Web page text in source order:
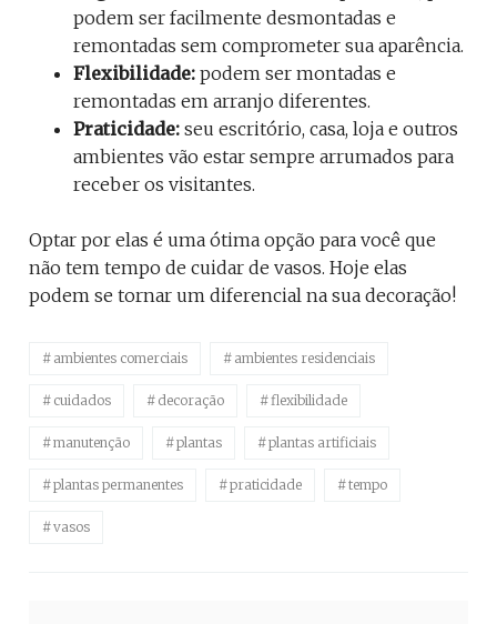
podem ser facilmente desmontadas e
remontadas sem comprometer sua aparência.
Flexibilidade: podem ser montadas e
remontadas em arranjo diferentes.
Praticidade: seu escritório, casa, loja e outros
ambientes vão estar sempre arrumados para
receber os visitantes.
Optar por elas é uma ótima opção para você que
não tem tempo de cuidar de vasos. Hoje elas
podem se tornar um diferencial na sua decoração!
ambientes comerciais ambientes residenciais
cuidados decoração flexibilidade
manutenção plantas plantas artificiais
plantas permanentes praticidade tempo
vasos